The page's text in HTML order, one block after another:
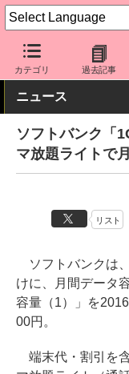
カテゴリ 過去記事
ケータイ Watch キャ
ニュース
ソフトバンク「
マ放題ライトで
リスト
ソフトバンクは
けに、月間データ
容量（1）」を
00円。
端末代・割引を